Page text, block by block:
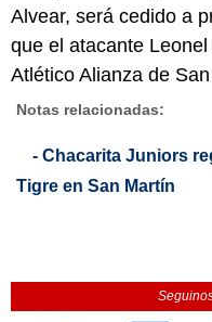
Alvear, será cedido a
que el atacante
Atlético Alianza de
Notas relacionadas:
- Chacarita Juniors
Tigre en San Martín